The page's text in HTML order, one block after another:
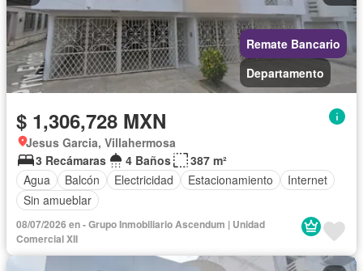
Remate Bancario
Departamento
$ 1,306,728 MXN
Jesus Garcia, Villahermosa
3 Recámaras
4 Baños
387 m²
Agua
Balcón Electricidad Estacionamiento
Internet
Sin amueblar
08/07/2026 en - Grupo Inmobiliario Ascendum | Unidad
Comercial XII